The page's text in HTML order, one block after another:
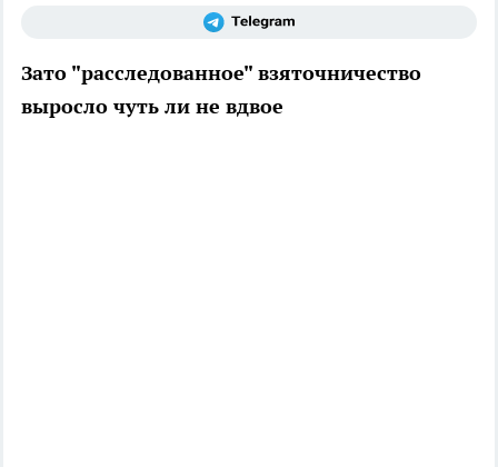
Зато "расследованное" взяточничество
выросло чуть ли не вдвое